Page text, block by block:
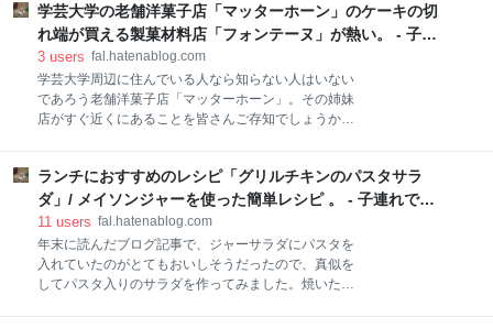
解できず、「はるち
いのお店のガラス越しにミッキークラブハウスが流れ
ていてかなり助かりました。春夏さんは釘付け。 待つ
こと30分。「やっと中に入れるー！」と思ったら、目
さんと同じように行事の振替休日で訪れている園児さ
んが多かったようです。 フリーパスの利用料金が少し
変更されていました。以前は1日フリーパスが
だったのが、1日フリーパスが￥1,700、平日フリーパ
スが￥4,400になっていました。 1ヶ月間通い放題
学芸大学の老舗洋菓子店「マッターホーン」のケーキの切
れ端が買える製菓材料店「フォンテーヌ」が熱い。 - 子連
れでウロウロ… fal::diary
3 users fal.hatenablog.com
学芸大学周辺に住んでいる人なら知らない人はいない
であろう老舗洋菓子店「マッターホーン」。その姉妹
店がすぐ近くにあることを皆さんご存知でしょうか？
す。場所はマッターホーンから東の方へ3分ほど歩い
たところにあります。昨年の12月頃にたまたま前を通
りかかって、「こんなところに製菓材料のお店あるな
んて知らなかったなぁ。」と思ったまますっかり忘れ
ていたのですが、ふと思い出してスポンジケーキを探
しに訪れたのをきっかけに知りました。 お店の外観は
ランチにおすすめのレシピ「グリルチキンのパスタサラ
ダ」/ メイソンジャーを使った簡単レシピ 。 - 子連れでウ
ロウロ… fal::diary
11 users fal.hatenablog.com
年末に読んだブログ記事で、ジャーサラダにパスタを
入れていたのがとてもおいしそうだったので、真似を
してパスタ入りのサラダを作ってみました。焼いた鶏